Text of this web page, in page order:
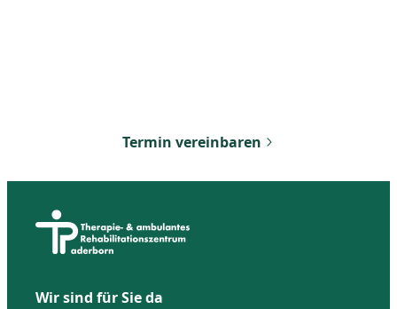
Termin vereinbaren
Wir sind für Sie da